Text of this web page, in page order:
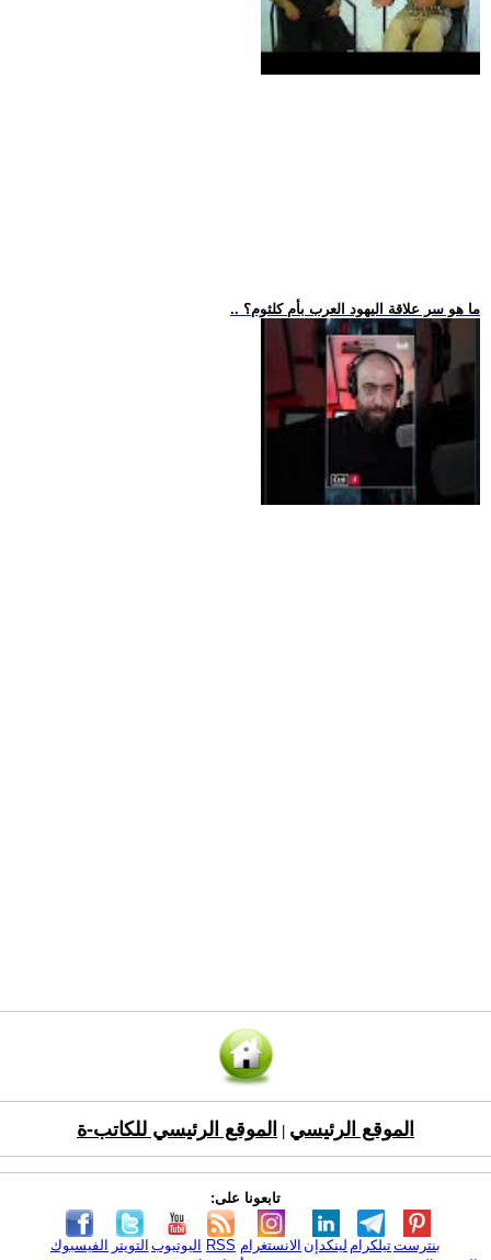
.. ما هو سر علاقة اليهود العرب بأم كلثوم؟
الموقع الرئيسي الموقع الرئيسي للكاتب-ة
تابعونا على:
الفيسبوك التويتر اليوتيوب RSS الانستغرام لينكدإن تيلكرامبنترست